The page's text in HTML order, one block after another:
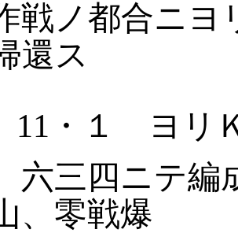
戦ノ都合ニ
還ス
11 ・１ ヨリ
六三四ニテ編
、零戦爆